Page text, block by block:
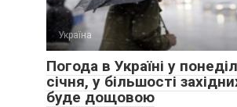
Україна
Погода в Україні у
січня, у більшості
буде дощовою